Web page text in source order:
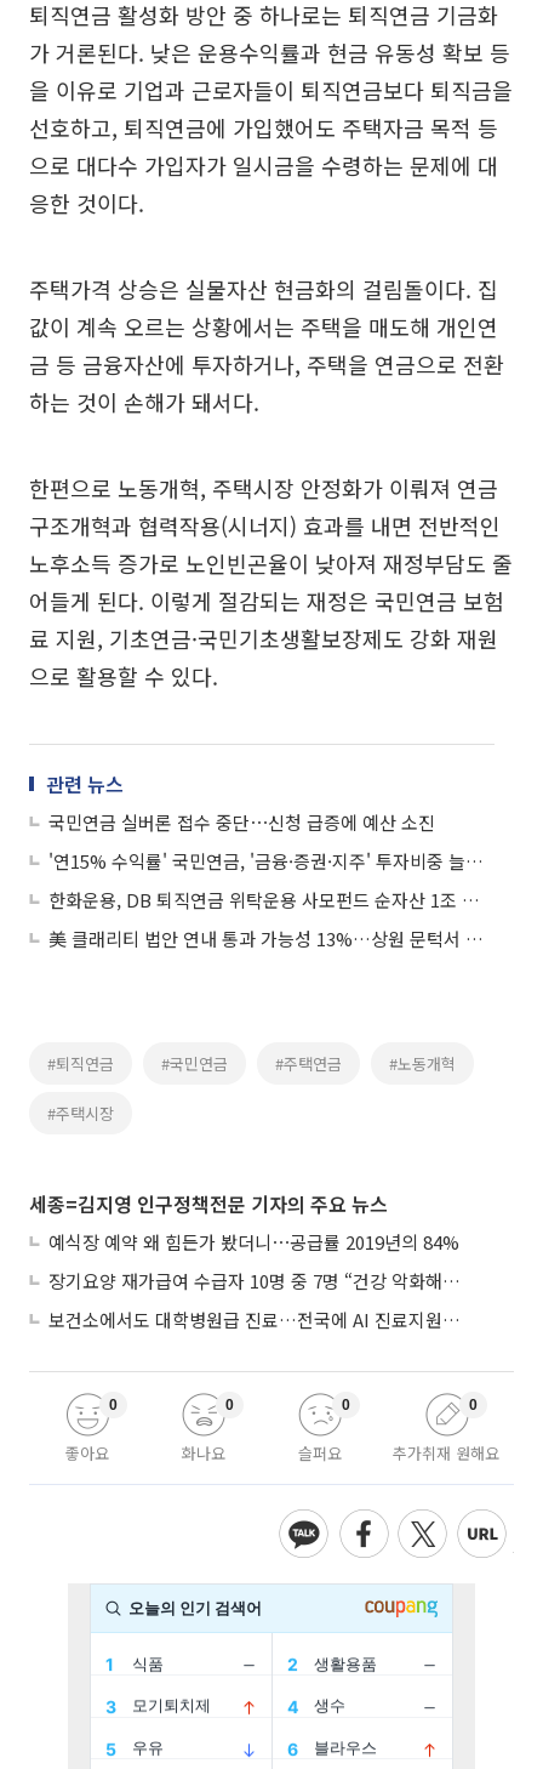
퇴직연금 활성화 방안 중 하나로는 퇴직연금 기금화
가 거론된다. 낮은 운용수익률과 현금 유동성 확보 등
을 이유로 기업과 근로자들이 퇴직연금보다 퇴직금을
선호하고, 퇴직연금에 가입했어도 주택자금 목적 등
으로 대다수 가입자가 일시금을 수령하는 문제에 대
응한 것이다.
주택가격 상승은 실물자산 현금화의 걸림돌이다. 집
값이 계속 오르는 상황에서는 주택을 매도해 개인연
금 등 금융자산에 투자하거나, 주택을 연금으로 전환
하는 것이 손해가 돼서다.
한편으로 노동개혁, 주택시장 안정화가 이뤄져 연금
구조개혁과 협력작용(시너지) 효과를 내면 전반적인
노후소득 증가로 노인빈곤율이 낮아져 재정부담도 줄
어들게 된다. 이렇게 절감되는 재정은 국민연금 보험
료 지원, 기초연금·국민기초생활보장제도 강화 재원
으로 활용할 수 있다.
관련 뉴스
국민연금 실버론 접수 중단⋯신청 급증에 예산 소진
'연15% 수익률' 국민연금, '금융·증권·지주' 투자비중 늘렸다
한화운용, DB 퇴직연금 위탁운용 사모펀드 순자산 1조 돌파
美 클래리티 법안 연내 통과 가능성 13%…상원 문턱서 제동
#퇴직연금 #국민연금 #주택연금 #노동개혁
#주택시장
세종=김지영 인구정책전문 기자의 주요 뉴스
예식장 예약 왜 힘든가 봤더니⋯공급률 2019년의 84%
장기요양 재가급여 수급자 10명 중 7명 “건강 악화해도 집에서”
보건소에서도 대학병원급 진료…전국에 AI 진료지원도구 보급
좋아요
0
화나요
0
슬퍼요
0
추가취재 원해요
0